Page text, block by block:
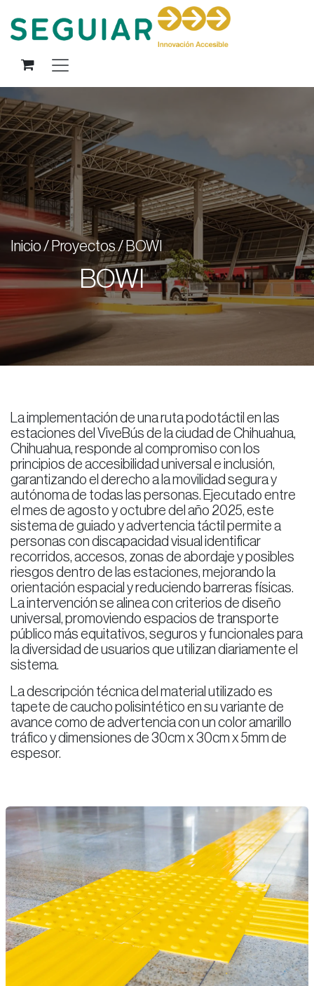
Inicio / Proyectos / BOWI
BOWI
La implementación de una ruta podotáctil en las
estaciones del ViveBús de la ciudad de Chihuahua,
Chihuahua, responde al compromiso con los
principios de accesibilidad universal e inclusión,
garantizando el derecho a la movilidad segura y
autónoma de todas las personas. Ejecutado entre
el mes de agosto y octubre del año 2025, este
sistema de guiado y advertencia táctil permite a
personas con discapacidad visual identificar
recorridos, accesos, zonas de abordaje y posibles
riesgos dentro de las estaciones, mejorando la
orientación espacial y reduciendo barreras físicas.
La intervención se alinea con criterios de diseño
universal, promoviendo espacios de transporte
público más equitativos, seguros y funcionales para
la diversidad de usuarios que utilizan diariamente el
sistema.
La descripción técnica del material utilizado es
tapete de caucho polisintético en su variante de
avance como de advertencia con un color amarillo
tráfico y dimensiones de 30cm x 30cm x 5mm de
espesor.